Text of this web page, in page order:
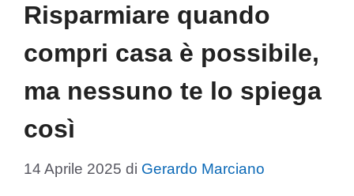
Risparmiare quando
compri casa è possibile,
ma nessuno te lo spiega
così
14 Aprile 2025 di Gerardo Marciano